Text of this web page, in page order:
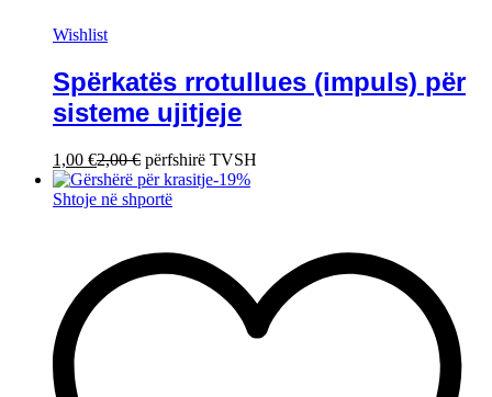
Wishlist
Spërkatës rrotullues (impuls) për
sisteme ujitjeje
1,00 €2,00€ përfshirë TVSH
-19%
Shtoje në shportë